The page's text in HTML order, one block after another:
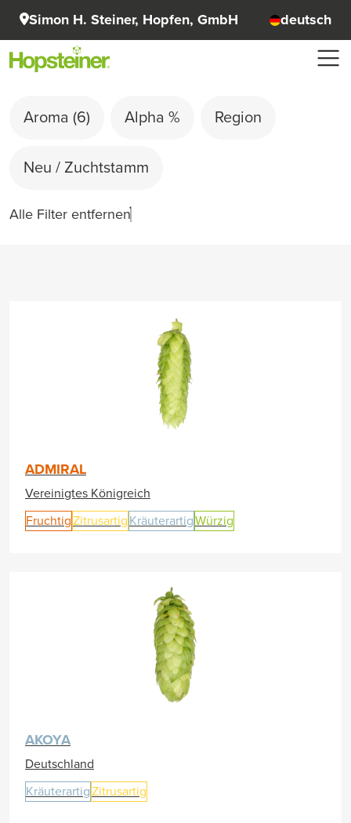
Simon H. Steiner, Hopfen, GmbH deutsch
Aroma (6) Alpha % Region
Neu / Zuchtstamm
Alle Filter entfernen
ADMIRAL
Vereinigtes Königreich
FruchtigZitrusartig KräuterartigWürzig
AKOYA
Deutschland
KräuterartigZitrusartig